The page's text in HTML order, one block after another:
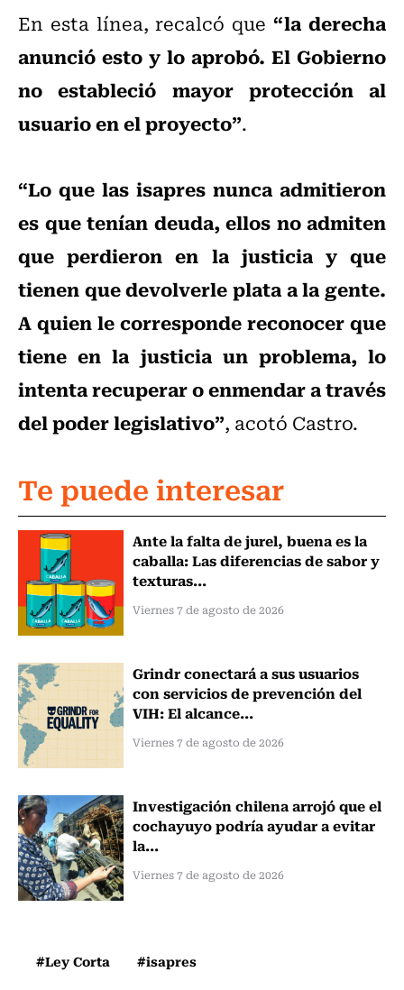
En esta línea, recalcó que“la derecha
anunció esto y lo aprobó. El Gobierno
no estableció mayor protección al
usuario en el proyecto”.
“Lo que las isapres nunca admitieron
es que tenían deuda, ellos no admiten
que perdieron en la justicia y que
tienen que devolverle plata a la gente.
A quien le corresponde reconocer que
tiene en la justicia un problema, lo
intenta recuperar o enmendar a través
del poder legislativo”, acotó Castro.
Te puede interesar
Ante la falta de jurel, buena es la
caballa: Las diferencias de sabor y
texturas...
Viernes 7 de agosto de 2026
Grindr conectará a sus usuarios
con servicios de prevención del
VIH: El alcance...
Viernes 7 de agosto de 2026
Investigación chilena arrojó que el
cochayuyo podría ayudar a evitar
la...
Viernes 7 de agosto de 2026
#Ley Corta #isapres